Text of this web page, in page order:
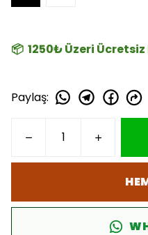
📦 1250₺ Üzeri
Paylaş: